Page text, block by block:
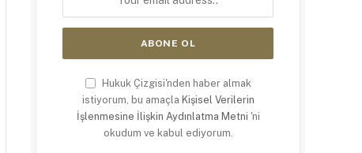
Hukuk Çizgisi'nden haber almak
istiyorum, bu amaçla Kişisel Verilerin
İşlenmesine İlişkin Aydınlatma Metni 'ni
okudum ve kabul ediyorum.